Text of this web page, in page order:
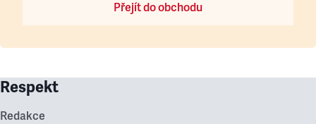
Přejít do obchodu
Respekt
Redakce